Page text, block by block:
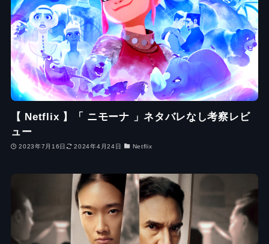
【 Netflix 】「 ニモーナ 」ネタバレなし考察レビ
ュー
2023年7月16日 2024年4月24日 Netflix